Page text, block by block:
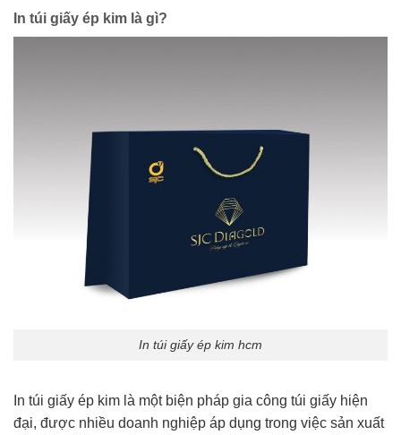
In túi giấy ép kim là gì?
In túi giấy ép kim hcm
In túi giấy ép kim là một biện pháp gia công túi giấy hiện
đại, được nhiều doanh nghiệp áp dụng trong việc sản xuất